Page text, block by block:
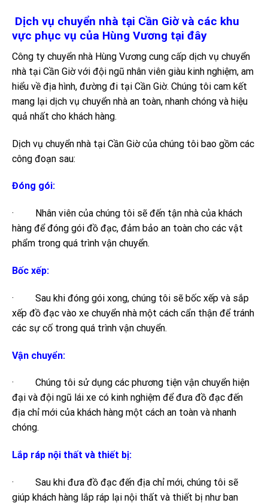
Dịch vụ chuyển nhà tại Cần Giờ và các khu
vực phục vụ của Hùng Vương tại đây
Công ty chuyển nhà Hùng Vương cung cấp dịch vụ chuyển
nhà tại Cần Giờ với đội ngũ nhân viên giàu kinh nghiệm, am
hiểu về địa hình, đường đi tại Cần Giờ. Chúng tôi cam kết
mang lại dịch vụ chuyển nhà an toàn, nhanh chóng và hiệu
quả nhất cho khách hàng.
Dịch vụ chuyển nhà tại Cần Giờ của chúng tôi bao gồm các
công đoạn sau:
Đóng gói:
· Nhân viên của chúng tôi sẽ đến tận nhà của khách
hàng để đóng gói đồ đạc, đảm bảo an toàn cho các vật
phẩm trong quá trình vận chuyển.
Bốc xếp:
· Sau khi đóng gói xong, chúng tôi sẽ bốc xếp và sắp
xếp đồ đạc vào xe chuyển nhà một cách cẩn thận để tránh
các sự cố trong quá trình vận chuyển.
Vận chuyển:
· Chúng tôi sử dụng các phương tiện vận chuyển hiện
đại và đội ngũ lái xe có kinh nghiệm để đưa đồ đạc đến
địa chỉ mới của khách hàng một cách an toàn và nhanh
chóng.
Lắp ráp nội thất và thiết bị:
· Sau khi đưa đồ đạc đến địa chỉ mới, chúng tôi sẽ
giúp khách hàng lắp ráp lại nội thất và thiết bị như ban